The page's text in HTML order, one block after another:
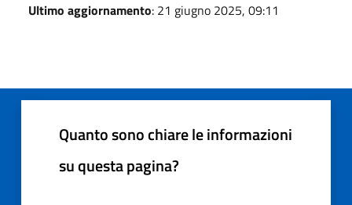
Ultimo aggiornamento: 21 giugno 2025, 09:11
Quanto sono chiare le informazioni
su questa pagina?